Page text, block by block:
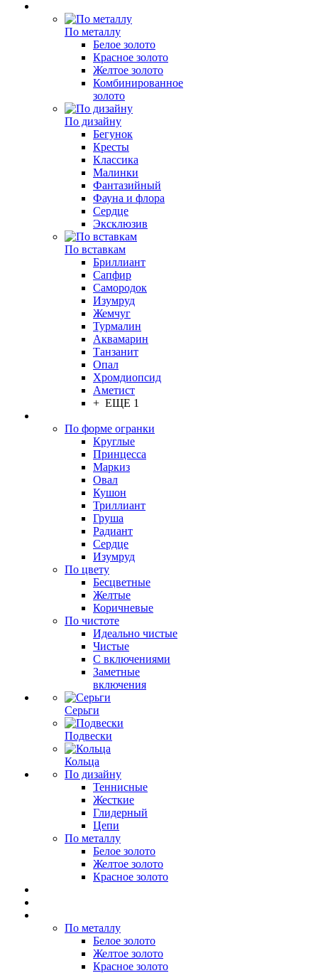
По металлу
Белое золото
Красное золото
Желтое золото
Комбинированное
золото
По дизайну
Бегунок
Кресты
Классика
Малинки
Фантазийный
Фауна и флора
Сердце
Эксклюзив
По вставкам
Бриллиант
Сапфир
Самородок
Изумруд
Жемчуг
Турмалин
Аквамарин
Танзанит
Опал
Хромдиопсид
Аметист
+ ЕЩЕ 1
По форме огранки
Круглые
Принцесса
Маркиз
Овал
Кушон
Триллиант
Груша
Радиант
Сердце
Изумруд
По цвету
Бесцветные
Желтые
Коричневые
По чистоте
Идеально чистые
Чистые
С включениями
Заметные
включения
Серьги
Подвески
Кольца
По дизайну
Теннисные
Жесткие
Глидерный
Цепи
По металлу
Белое золото
Желтое золото
Красное золото
По металлу
Белое золото
Желтое золото
Красное золото